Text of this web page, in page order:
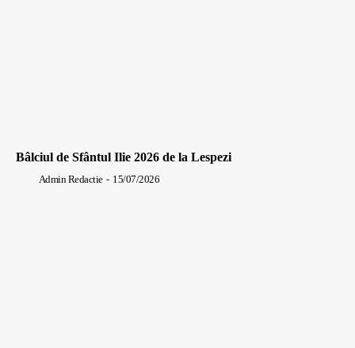
Bâlciul de Sfântul Ilie 2026 de la Lespezi
Admin Redactie - 15/07/2026